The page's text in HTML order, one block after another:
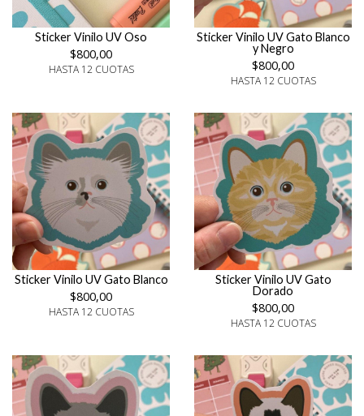
Sticker Vinilo UV Oso
$800,00
HASTA 12 CUOTAS
Sticker Vinilo UV Gato Blanco
y Negro
$800,00
HASTA 12 CUOTAS
Sticker Vinilo UV Gato Blanco
$800,00
HASTA 12 CUOTAS
Sticker Vinilo UV Gato
Dorado
$800,00
HASTA 12 CUOTAS